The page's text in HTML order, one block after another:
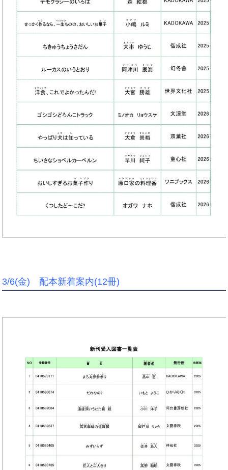
3/6(金) 配本新着案内(12冊)